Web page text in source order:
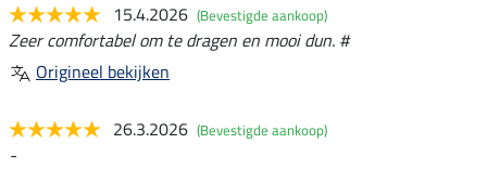
15.4.2026 (Bevestigde aankoop)
Zeer comfortabel om te dragen en mooi dun. #
Origineel bekijken
26.3.2026 (Bevestigde aankoop)
-